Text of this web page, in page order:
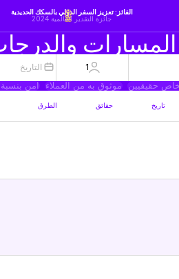
الفائز: تعزيز السفر الدولي بالسكك الحديدية
جائزة التقدير العالمية 2024
1 التاريخ
حقيقيين موثوق به من العملاء آمن بنسبة 100%
تاريخ حقائق الطرق